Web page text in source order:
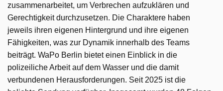
zusammenarbeitet, um Verbrechen aufzuklären und
Gerechtigkeit durchzusetzen. Die Charaktere haben
jeweils ihren eigenen Hintergrund und ihre eigenen
Fähigkeiten, was zur Dynamik innerhalb des Teams
beiträgt. WaPo Berlin bietet einen Einblick in die
polizeiliche Arbeit auf dem Wasser und die damit
verbundenen Herausforderungen. Seit 2025 ist die